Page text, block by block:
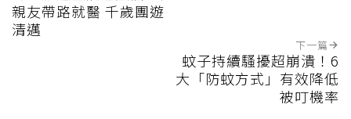
親友帶路就醫 千歲團遊
清邁
下一篇
蚊子持續騷擾超崩潰！6
大「防蚊方式」有效降低
被叮機率